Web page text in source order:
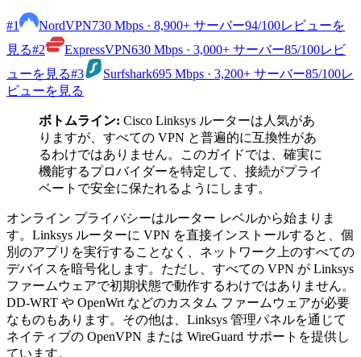
#1 NordVPN730 Mbps · 8,900+ サーバー94/100レビューを
見る#2 ExpressVPN630 Mbps · 3,000+ サーバー85/100レビ
ューを見る#3 Surfshark695 Mbps · 3,200+ サーバー85/100レ
ビューを見る
ボトムライン: Cisco Linksys ルーターは人気があ
りますが、すべての VPN と普遍的に互換性があ
るわけではありません。このガイドでは、確実に
機能するプロバイダーを特定して、接続がプライ
ベートで安全に保たれるようにします。
オンライン プライバシーはルーター レベルから始まりま
す。Linksys ルーターに VPN を直接インストールすると、個
別のアプリを実行することなく、ネットワーク上のすべての
デバイスを暗号化します。ただし、すべての VPN が Linksys
ファームウェアで初期状態で動作するわけではありません。
DD-WRT や OpenWrt などのカスタム ファームウェアが必要
なものもあります。その他は、Linksys 管理パネルを通じて
ネイティブの OpenVPN または WireGuard サポートを提供し
ています。